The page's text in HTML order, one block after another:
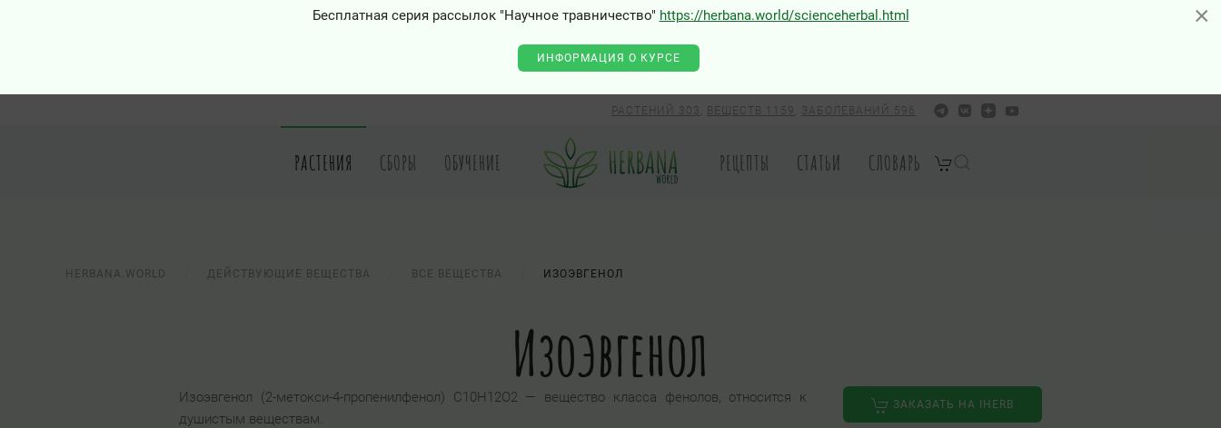
×
Бесплатная серия рассылок "Научное травничество" https://herbana.world/scienceherbal.html
ИНФОРМАЦИЯ О КУРСЕ
РАСТЕНИЙ 303 ВЕЩЕСТВ 1159 ЗАБОЛЕВАНИЙ 596
РАСТЕНИЯ СБОРЫ ОБУЧЕНИЕ РЕЦЕПТЫ СТАТЬИ СЛОВАРЬ
HERBANA.WORLD ДЕЙСТВУЮЩИЕ ВЕЩЕСТВА ВСЕ ВЕЩЕСТВА ИЗОЭВГЕНОЛ
Изоэвгенол
ЗАКАЗАТЬ НА IHERB
Изоэвгенол (2-метокси-4-пропенилфенол) C10H12O2 — вещество класса фенолов, относится к
душистым веществам.
×